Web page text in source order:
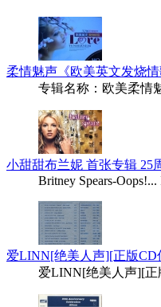
柔情魅声《欧美英文发烧
专辑名称：欧美柔情
小甜甜布兰妮 首张专辑 25
Britney Spears-
爱LINN[绝美人声][正版CD
爱LINN[绝美人声][正